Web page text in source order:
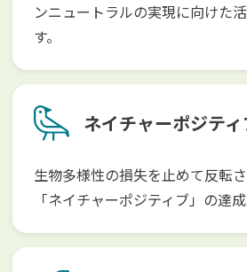
ンニュートラルの実現に向けた
す。
ネイチャーポジテ
生物多様性の損失を止めて反転
「ネイチャーポジティブ」の達